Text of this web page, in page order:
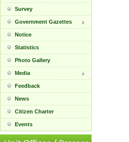
Survey
Government Gazettes
Notice
Statistics
Photo Gallery
Media
Feedback
News
Citizen Charter
Events